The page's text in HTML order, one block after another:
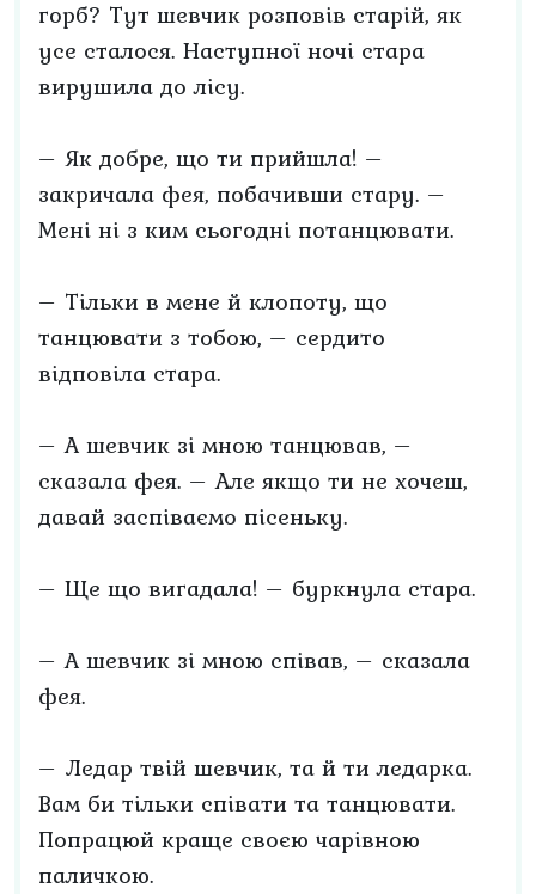
горб? Тут шевчик розповів старій, як
усе сталося. Наступної ночі стара
вирушила до лісу.
– Як добре, що ти прийшла! –
закричала фея, побачивши стару. –
Мені ні з ким сьогодні потанцювати.
– Тільки в мене й клопоту, що
танцювати з тобою, – сердито
відповіла стара.
– А шевчик зі мною танцював, –
сказала фея. – Але якщо ти не хочеш,
давай заспіваємо пісеньку.
– Ще що вигадала! – буркнула стара.
– А шевчик зі мною співав, – сказала
фея.
– Ледар твій шевчик, та й ти ледарка.
Вам би тільки співати та танцювати.
Попрацюй краще своєю чарівною
паличкою.